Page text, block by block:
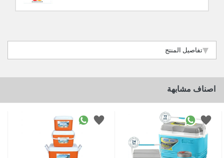
تفاصيل المنتج
اصناف مشابهة